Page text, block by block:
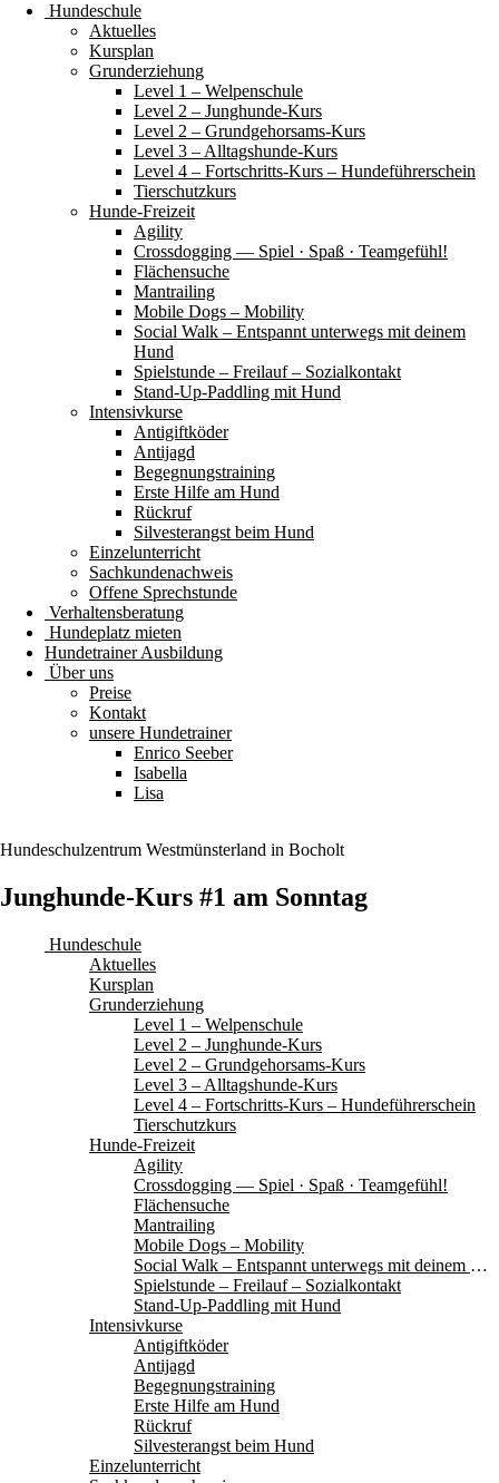
Hundeschule
Aktuelles
Kursplan
Grunderziehung
Level 1 – Welpenschule
Level 2 – Junghunde-Kurs
Level 2 – Grundgehorsams-Kurs
Level 3 – Alltagshunde-Kurs
Level 4 – Fortschritts-Kurs – Hundeführerschein
Tierschutzkurs
Hunde-Freizeit
Agility
Crossdogging — Spiel · Spaß · Teamgefühl!
Flächensuche
Mantrailing
Mobile Dogs – Mobility
Social Walk – Entspannt unterwegs mit deinem
Hund
Spielstunde – Freilauf – Sozialkontakt
Stand-Up-Paddling mit Hund
Intensivkurse
Antigiftköder
Antijagd
Begegnungstraining
Erste Hilfe am Hund
Rückruf
Silvesterangst beim Hund
Einzelunterricht
Sachkundenachweis
Offene Sprechstunde
Verhaltensberatung
Hundeplatz mieten
Hundetrainer Ausbildung
Über uns
Preise
Kontakt
unsere Hundetrainer
Enrico Seeber
Isabella
Lisa
Hundeschulzentrum Westmünsterland in Bocholt
Junghunde-Kurs #1 am Sonntag
Hundeschule
Aktuelles
Kursplan
Grunderziehung
Level 1 – Welpenschule
Level 2 – Junghunde-Kurs
Level 2 – Grundgehorsams-Kurs
Level 3 – Alltagshunde-Kurs
Level 4 – Fortschritts-Kurs – Hundeführerschein
Tierschutzkurs
Hunde-Freizeit
Agility
Crossdogging — Spiel · Spaß · Teamgefühl!
Flächensuche
Mantrailing
Mobile Dogs – Mobility
Social Walk – Entspannt unterwegs mit deinem Hund
Spielstunde – Freilauf – Sozialkontakt
Stand-Up-Paddling mit Hund
Intensivkurse
Antigiftköder
Antijagd
Begegnungstraining
Erste Hilfe am Hund
Rückruf
Silvesterangst beim Hund
Einzelunterricht